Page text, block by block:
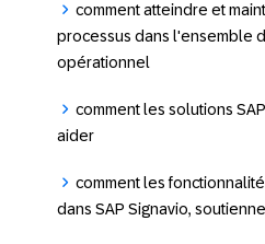
comment atteindre et
processus dans l'ensemble
opérationnel
comment les solutions
aider
comment les
dans SAP Signavio,